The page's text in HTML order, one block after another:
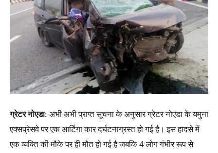
ग्रेटर नोएडा: अभी अभी प्राप्त सूचना के अनुसार ग्रेटर नोएडा के यमुना
एक्सप्रेसवे पर एक आर्टिगा कार दर्घटनाग्रस्त हो गई है। इस हादसे में
एक व्यक्ति की मौके पर ही मौत हो गई है जबकि 4 लोग गंभीर रूप से